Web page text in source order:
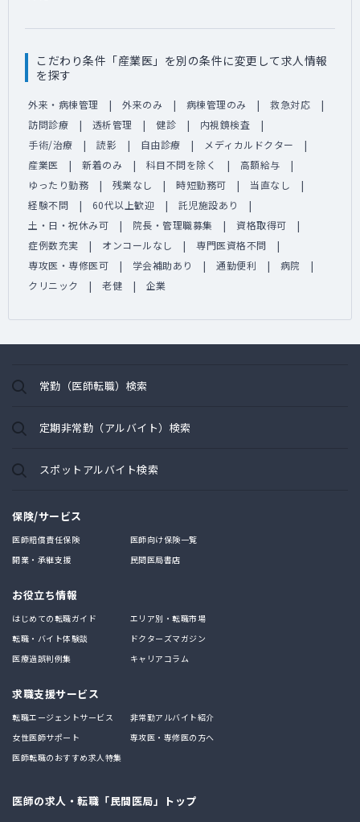
こだわり条件「産業医」を別の条件に変更して求人情報
を探す
外来・病棟管理 外来のみ 病棟管理のみ
救急対応
訪問診療
透析管理 健診
内視鏡検査
手術/治療
読影 自由診療
メディカルドクター
産業医
新着のみ 科目不問を除く
高額給与
ゆったり勤務
残業なし 時短勤務可
当直なし
経験不問
60代以上歓迎
託児施設あり
土・日・祝休み可
院長・管理職募集
資格取得可
症例数充実
オンコールなし
専門医資格不問
専攻医・専修医可
学会補助あり 通勤便利
病院
クリニック
老健 企業
常勤（医師転職）検索
定期非常勤（アルバイト）検索
スポットアルバイト検索
保険/サービス
医師賠償責任保険
医師向け保険一覧
開業・承継支援
民間医局書店
お役立ち情報
はじめての転職ガイド
エリア別・転職市場
転職・バイト体験談
ドクターズマガジン
医療過誤判例集
キャリアコラム
求職支援サービス
転職エージェントサービス
非常勤アルバイト紹介
女性医師サポート
専攻医・専修医の方へ
医師転職のおすすめ求人特集
医師の求人・転職「民間医局」トップ